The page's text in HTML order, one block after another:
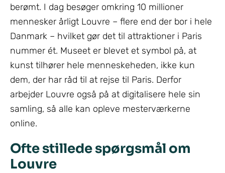
berømt. I dag besøger omkring 10 millioner
mennesker årligt Louvre – flere end der bor i hele
Danmark – hvilket gør det til attraktioner i Paris
nummer ét. Museet er blevet et symbol på, at
kunst tilhører hele menneskeheden, ikke kun
dem, der har råd til at rejse til Paris. Derfor
arbejder Louvre også på at digitalisere hele sin
samling, så alle kan opleve mesterværkerne
online.
Ofte stillede spørgsmål om
Louvre